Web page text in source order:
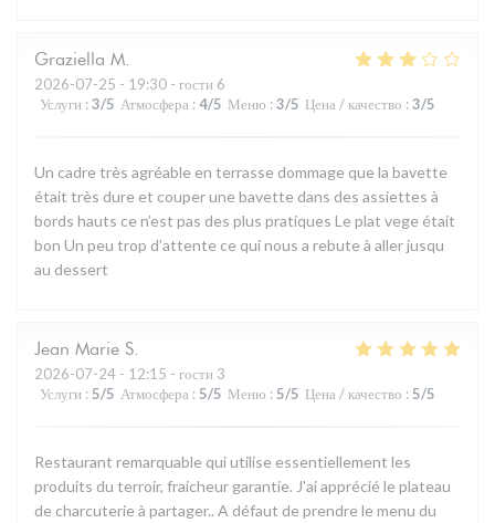
Graziella M
2026-07-25 - 19:30 - гости 6
Услуги : 3/5 Атмосфера : 4/5 Меню : 3/5 Цена / качество : 3/5
Un cadre très agréable en terrasse dommage que la bavette
était très dure et couper une bavette dans des assiettes à
bords hauts ce n’est pas des plus pratiques Le plat vege était
bon Un peu trop d’attente ce qui nous a rebute à aller jusqu
au dessert
Jean Marie S
2026-07-24 - 12:15 - гости 3
Услуги : 5/5 Атмосфера : 5/5 Меню : 5/5 Цена / качество : 5/5
Restaurant remarquable qui utilise essentiellement les
produits du terroir, fraicheur garantie. J'ai apprécié le plateau
de charcuterie à partager.. A défaut de prendre le menu du